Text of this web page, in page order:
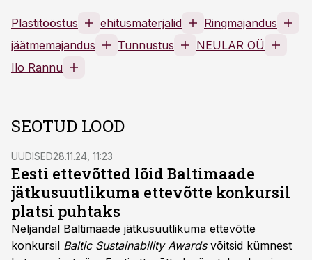
Plastitööstus ehitusmaterjalid
Ringmajandus
jäätmemajandus
Tunnustus
NEULAR OÜ
Ilo Rannu
SEOTUD LOOD
UUDISED28.11.24, 11:23
Eesti ettevõtted lõid Baltimaade
jätkusuutlikuma ettevõtte konkursil
platsi puhtaks
Neljandal Baltimaade jätkusuutlikuma ettevõtte
konkursil Baltic Sustainability Awardsvõitsid kümnest